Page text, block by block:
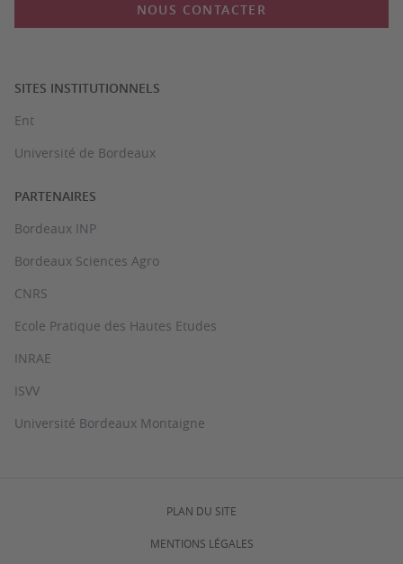
NOUS CONTACTER
SITES INSTITUTIONNELS
Ent
Université de Bordeaux
PARTENAIRES
Bordeaux INP
Bordeaux Sciences Agro
CNRS
Ecole Pratique des Hautes Etudes
INRAE
ISVV
Université Bordeaux Montaigne
PLAN DU SITE
MENTIONS LÉGALES